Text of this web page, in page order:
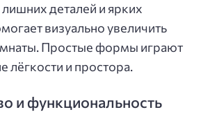
деталей и ярких
визуально увеличить
Простые формы играют
лёгкости и простора.
и функциональность